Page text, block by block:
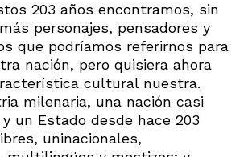
203 años encontramos, sin
personajes, pensadores y
que podríamos referirnos para
nación, pero quisiera ahora
cultural nuestra.
milenaria, una nación casi
un Estado desde hace 203
uninacionales,